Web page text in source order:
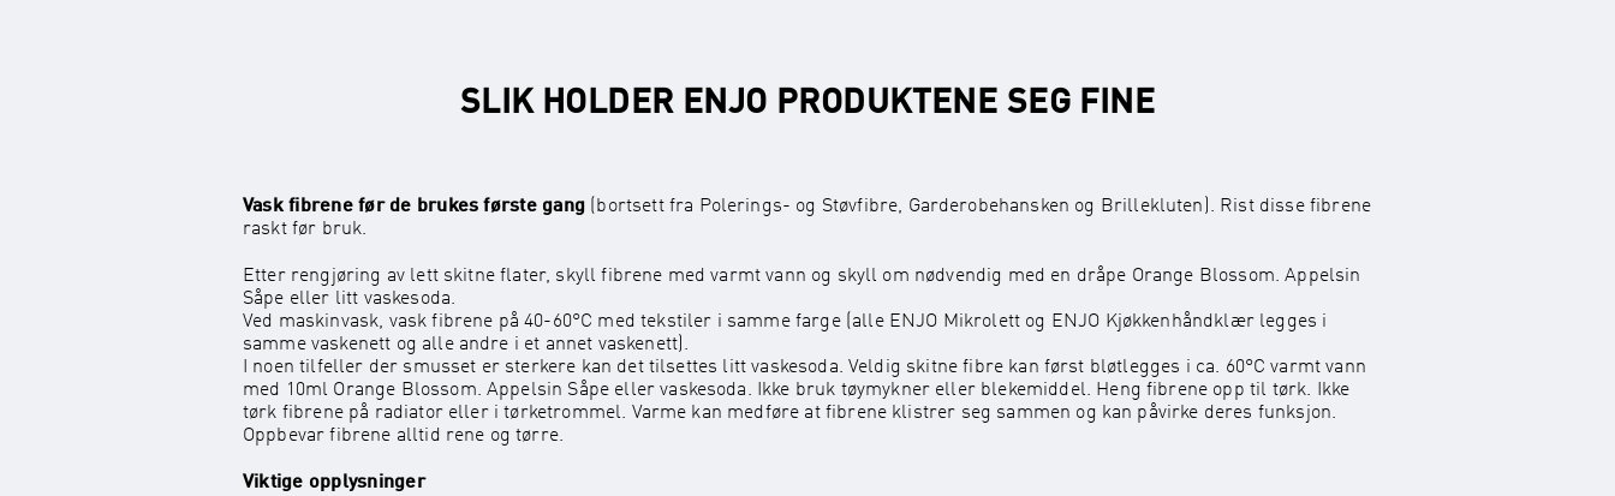
SLIK HOLDER ENJO PRODUKTENE SEG FINE
Vask fibrene før de brukes første gang (bortsett fra Polerings- og Støvfibre, Garderobehansken og Brillekluten). Rist disse fibrene
raskt før bruk.
Etter rengjøring av lett skitne flater, skyll fibrene med varmt vann og skyll om nødvendig med en dråpe Orange Blossom. Appelsin
Såpe eller litt vaskesoda.
Ved maskinvask, vask fibrene på 40-60°C med tekstiler i samme farge (alle ENJO Mikrolett og ENJO Kjøkkenhåndklær legges i
samme vaskenett og alle andre i et annet vaskenett).
I noen tilfeller der smusset er sterkere kan det tilsettes litt vaskesoda. Veldig skitne fibre kan først bløtlegges i ca. 60°C varmt vann
med 10ml Orange Blossom. Appelsin Såpe eller vaskesoda. Ikke bruk tøymykner eller blekemiddel. Heng fibrene opp til tørk. Ikke
tørk fibrene på radiator eller i tørketrommel. Varme kan medføre at fibrene klistrer seg sammen og kan påvirke deres funksjon.
Oppbevar fibrene alltid rene og tørre.
Viktige opplysninger